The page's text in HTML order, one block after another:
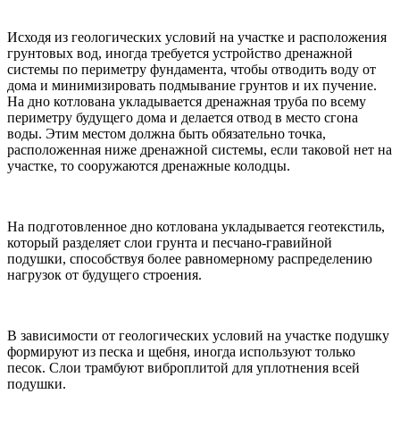
Исходя из геологических условий на участке и расположения
грунтовых вод, иногда требуется устройство дренажной
системы по периметру фундамента, чтобы отводить воду от
дома и минимизировать подмывание грунтов и их пучение.
На дно котлована укладывается дренажная труба по всему
периметру будущего дома и делается отвод в место сгона
воды. Этим местом должна быть обязательно точка,
расположенная ниже дренажной системы, если таковой нет на
участке, то сооружаются дренажные колодцы.
На подготовленное дно котлована укладывается геотекстиль,
который разделяет слои грунта и песчано-гравийной
подушки, способствуя более равномерному распределению
нагрузок от будущего строения.
В зависимости от геологических условий на участке подушку
формируют из песка и щебня, иногда используют только
песок. Слои трамбуют виброплитой для уплотнения всей
подушки.